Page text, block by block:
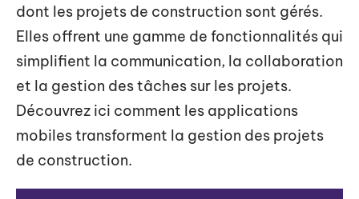
dont les projets de construction sont gérés.
Elles offrent une gamme de fonctionnalités qui
simplifient la communication, la collaboration
et la gestion des tâches sur les projets.
Découvrez ici comment les applications
mobiles transforment la gestion des projets
de construction.